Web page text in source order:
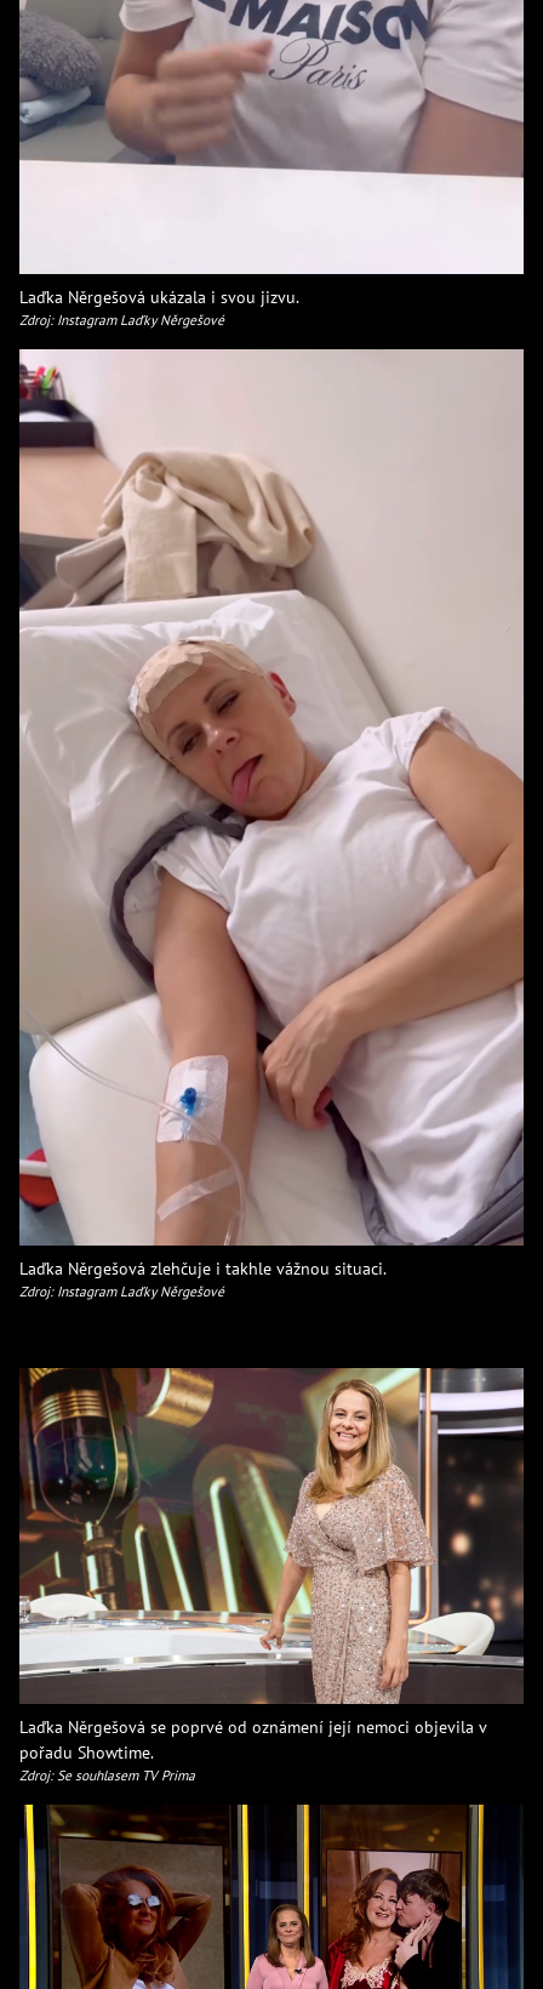
Laďka Něrgešová ukázala i svou jizvu.
Zdroj: Instagram Laďky Něrgešové
Laďka Něrgešová zlehčuje i takhle vážnou situaci.
Zdroj: Instagram Laďky Něrgešové
Laďka Něrgešová se poprvé od oznámení její nemoci objevila v
pořadu Showtime.
Zdroj: Se souhlasem TV Prima